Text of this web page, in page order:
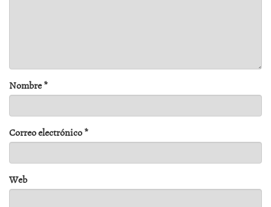
Nombre*
Correo electrónico*
Web